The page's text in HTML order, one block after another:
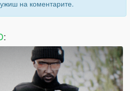
на коментарите.
: